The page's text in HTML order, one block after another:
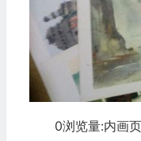
0浏览量:内画